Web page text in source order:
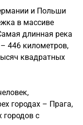
и Польши
в массиве
длинная река
446 километров,
квадратных
городах – Прага,
городов с